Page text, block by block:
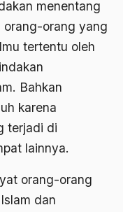
menentang
orang-orang yang
tertentu oleh
Bahkan
karena
terjadi di
lainnya.
orang-orang
dan